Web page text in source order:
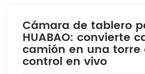
Cámara de tablero
HUABAO: convierte
camión en una torre
control en vivo